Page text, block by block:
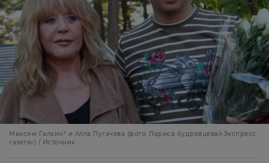
Максим Галкин* и Алла Пугачева (фото: Лариса Кудрявцева/«Экспресс
газета») / Источник: